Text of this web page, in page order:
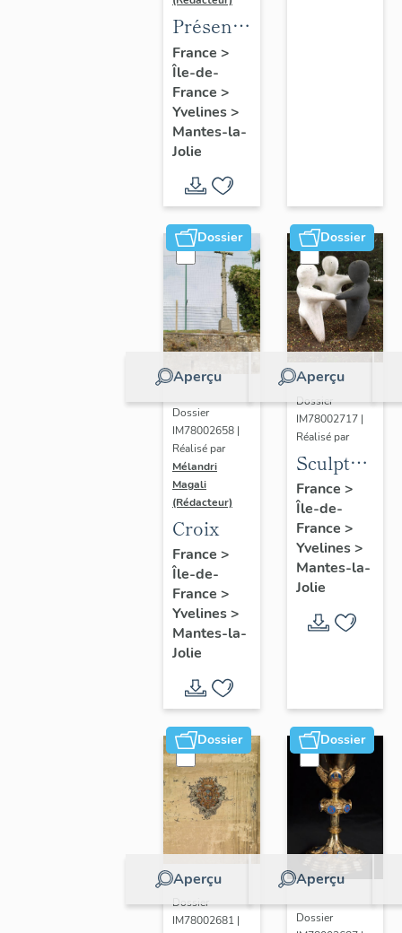
Présentation
de
l'étude
France >
Île-de-
France >
Yvelines>
Mantes-la-
Jolie
Dossier
Aperçu
Dossier
IM78002658 |
Réalisé par
Mélandri
Magali
(Rédacteur)
Croix
France >
Île-de-
France >
Yvelines>
Mantes-la-
Jolie
Dossier
Aperçu
Dossier
IM78002717 |
Réalisé par
Sculpture
: la
Ronde
France >
Île-de-
France >
Yvelines>
Mantes-la-
Jolie
Dossier
Aperçu
Dossier
IM78002681 |
Dossier
Aperçu
Dossier